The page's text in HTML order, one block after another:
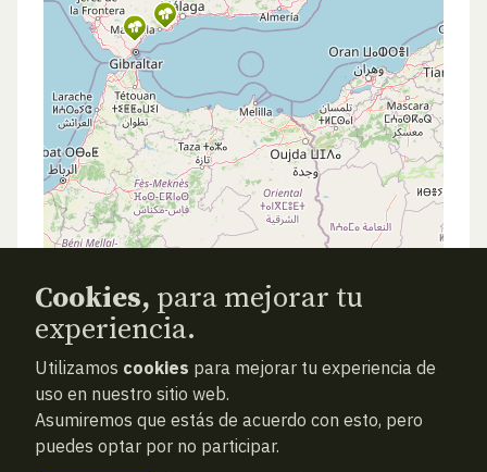
Cookies, para mejorar tu
experiencia.
Utilizamos cookies para mejorar tu experiencia de
uso en nuestro sitio web.
Asumiremos que estás de acuerdo con esto, pero
puedes optar por no participar.